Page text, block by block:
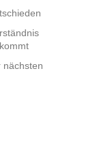
nächsten